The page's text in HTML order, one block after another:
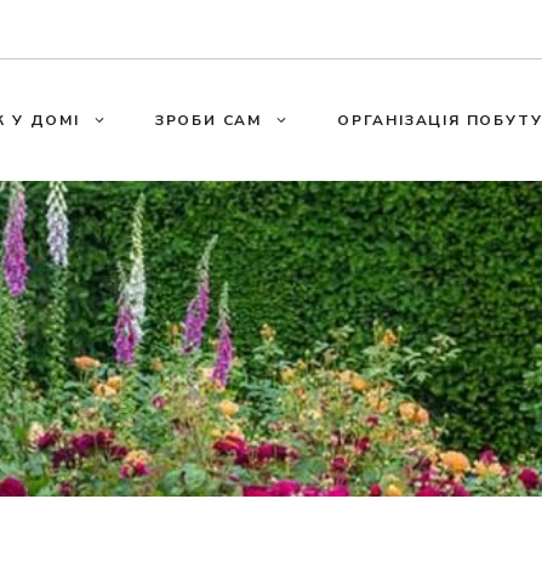
У ДОМІ ЗРОБИ САМ ОРГАНІЗАЦІЯ ПОБУТУ